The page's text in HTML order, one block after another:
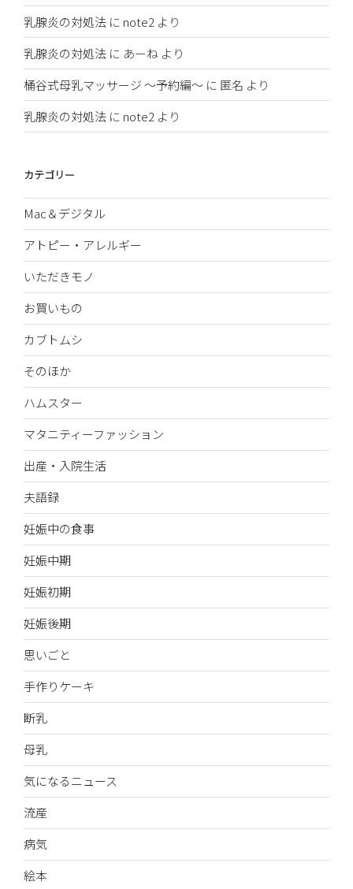
乳腺炎の対処法 に note2 より
乳腺炎の対処法 に あーね より
桶谷式母乳マッサージ 〜予約編〜 に 匿名 より
乳腺炎の対処法 に note2 より
カテゴリー
Mac＆デジタル
アトピー・アレルギー
いただきモノ
お買いもの
カブトムシ
そのほか
ハムスター
マタニティーファッション
出産・入院生活
夫語録
妊娠中の食事
妊娠中期
妊娠初期
妊娠後期
思いごと
手作りケーキ
断乳
母乳
気になるニュース
流産
病気
絵本